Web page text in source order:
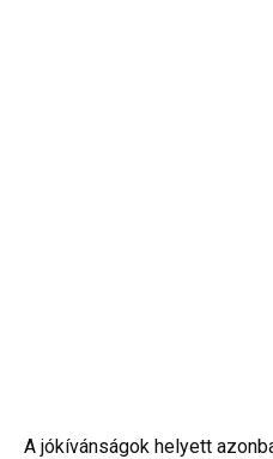
A jókívánságok helyett